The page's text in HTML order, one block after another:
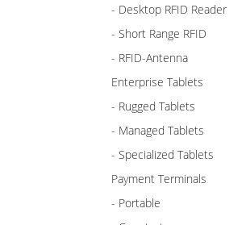
- Desktop RFID Reader
- Short Range RFID
- RFID-Antenna
Enterprise Tablets
- Rugged Tablets
- Managed Tablets
- Specialized Tablets
Payment Terminals
- Portable